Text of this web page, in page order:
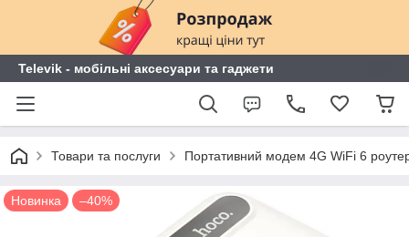
Televik - мобільні аксесуари та гаджети
Товари та послуги Портативний модем 4G WiFi 6
Новинка –40%